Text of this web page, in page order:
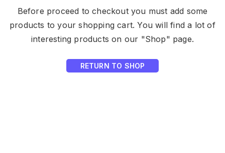
Before proceed to checkout you must add some
products to your shopping cart. You will find a lot of
interesting products on our "Shop" page.
RETURN TO SHOP